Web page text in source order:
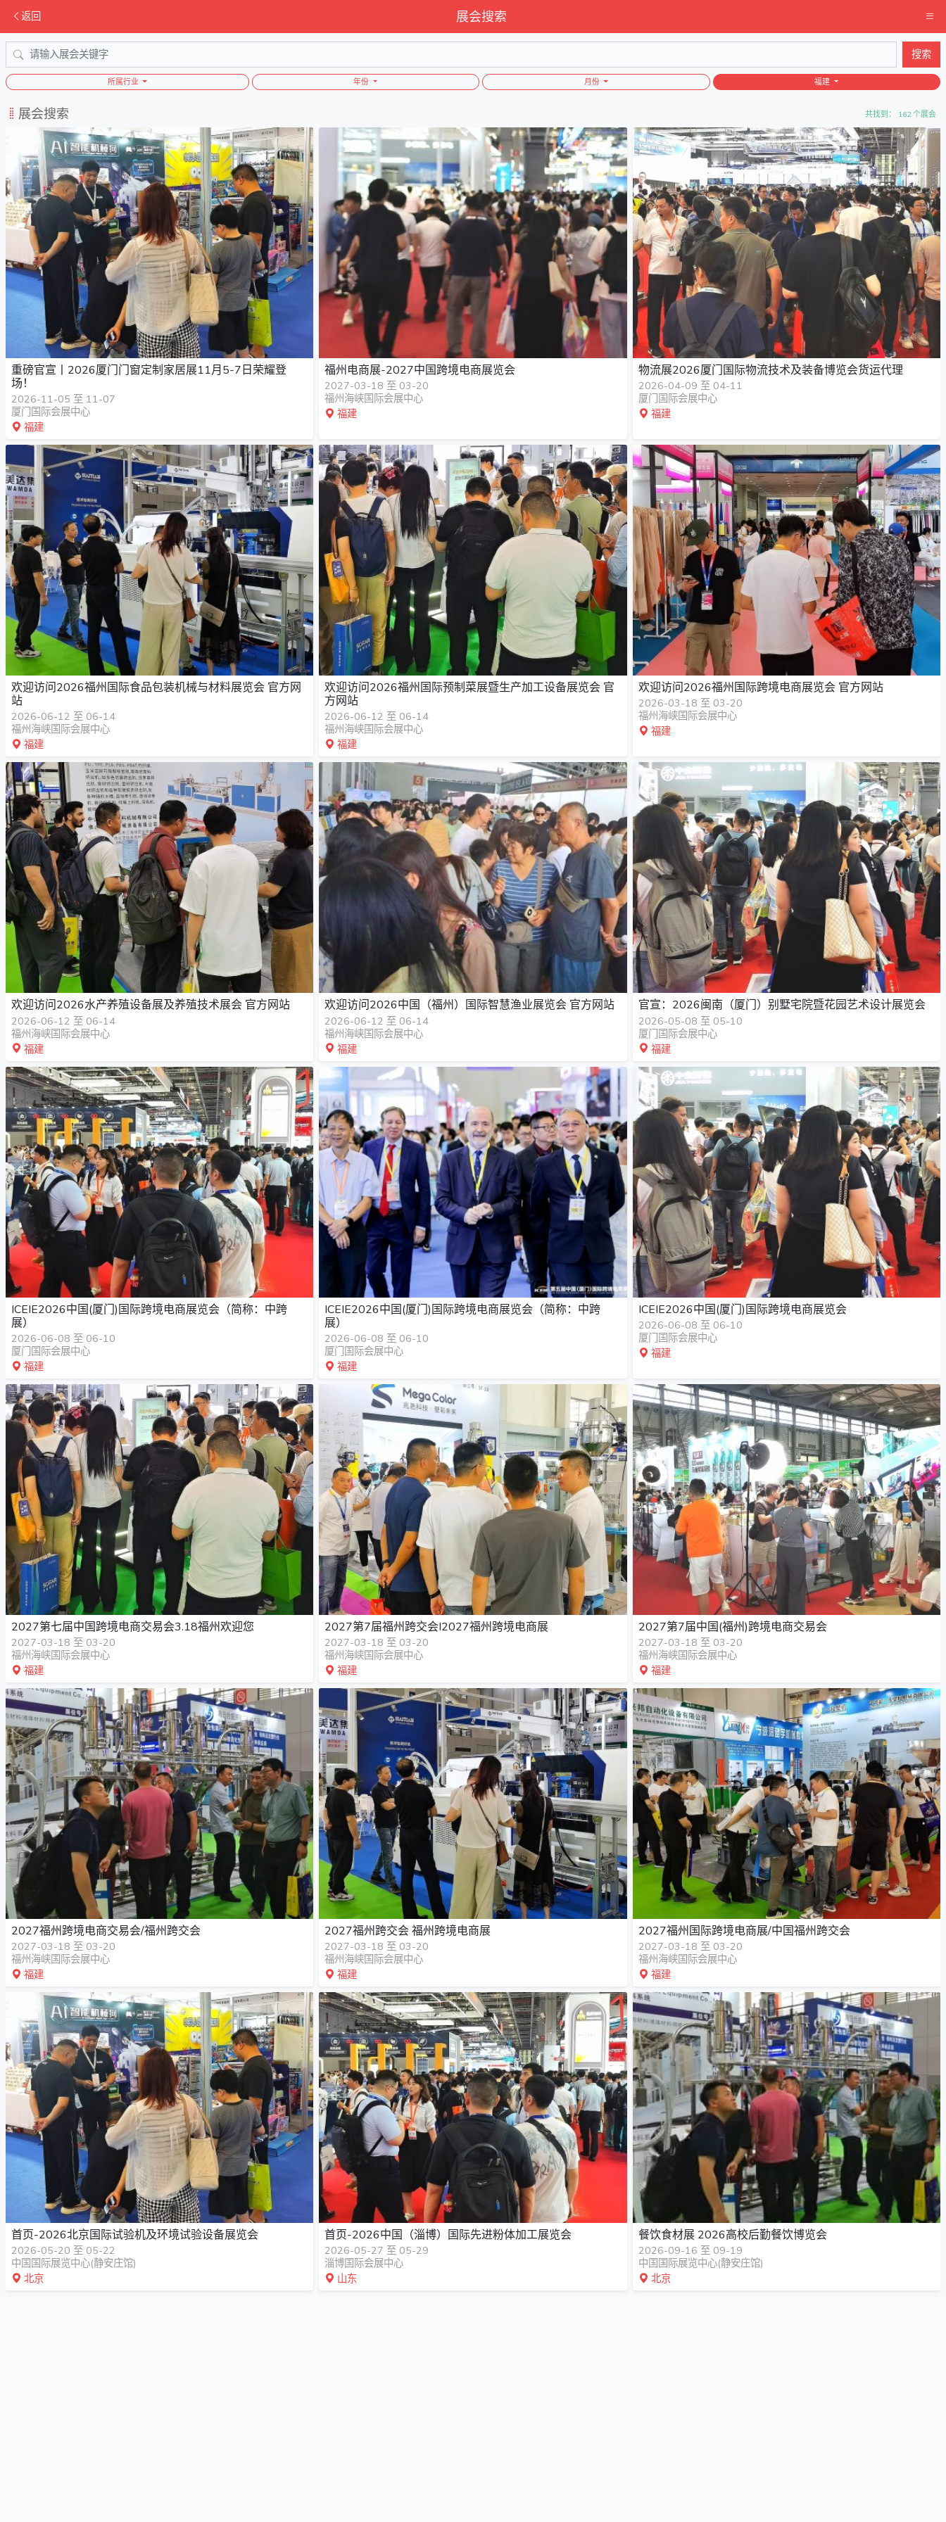
返回 展会搜索
搜索
所属行业 年份 月份 福建
展会搜索 共找到： 162 个展会
重磅官宣丨2026厦门门窗定制家居展11月5-7日荣耀登
场！
2026-11-05 至 11-07
厦门国际会展中心
福建
福州电商展-2027中国跨境电商展览会
2027-03-18 至 03-20
福州海峡国际会展中心
福建
物流展2026厦门国际物流技术及装备博览会货运代理
2026-04-09 至 04-11
厦门国际会展中心
福建
欢迎访问2026福州国际食品包装机械与材料展览会 官方网
站
2026-06-12 至 06-14
福州海峡国际会展中心
福建
欢迎访问2026福州国际预制菜展暨生产加工设备展览会 官
方网站
2026-06-12 至 06-14
福州海峡国际会展中心
福建
欢迎访问2026福州国际跨境电商展览会 官方网站
2026-03-18 至 03-20
福州海峡国际会展中心
福建
欢迎访问2026水产养殖设备展及养殖技术展会 官方网站
2026-06-12 至 06-14
福州海峡国际会展中心
福建
欢迎访问2026中国（福州）国际智慧渔业展览会 官方网站
2026-06-12 至 06-14
福州海峡国际会展中心
福建
官宣：2026闽南（厦门）别墅宅院暨花园艺术设计展览会
2026-05-08 至 05-10
厦门国际会展中心
福建
ICEIE2026中国(厦门)国际跨境电商展览会（简称：中跨
展）
2026-06-08 至 06-10
厦门国际会展中心
福建
ICEIE2026中国(厦门)国际跨境电商展览会（简称：中跨
展）
2026-06-08 至 06-10
厦门国际会展中心
福建
ICEIE2026中国(厦门)国际跨境电商展览会
2026-06-08 至 06-10
厦门国际会展中心
福建
2027第七届中国跨境电商交易会3.18福州欢迎您
2027-03-18 至 03-20
福州海峡国际会展中心
福建
2027第7届福州跨交会I2027福州跨境电商展
2027-03-18 至 03-20
福州海峡国际会展中心
福建
2027第7届中国(福州)跨境电商交易会
2027-03-18 至 03-20
福州海峡国际会展中心
福建
2027福州跨境电商交易会/福州跨交会
2027-03-18 至 03-20
福州海峡国际会展中心
福建
2027福州跨交会 福州跨境电商展
2027-03-18 至 03-20
福州海峡国际会展中心
福建
2027福州国际跨境电商展/中国福州跨交会
2027-03-18 至 03-20
福州海峡国际会展中心
福建
首页-2026北京国际试验机及环境试验设备展览会
2026-05-20 至 05-22
中国国际展览中心(静安庄馆)
北京
首页-2026中国（淄博）国际先进粉体加工展览会
2026-05-27 至 05-29
淄博国际会展中心
山东
餐饮食材展 2026高校后勤餐饮博览会
2026-09-16 至 09-19
中国国际展览中心(静安庄馆)
北京